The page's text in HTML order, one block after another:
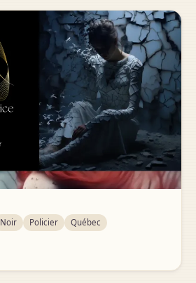
Noir Policier Québec